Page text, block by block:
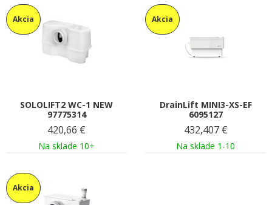
Akcia
SOLOLIFT2 WC-1 NEW
97775314
420,66 €
Na sklade 10+
Akcia
DrainLift MINI3-XS-EF
6095127
432,407 €
Na sklade 1-10
Akcia